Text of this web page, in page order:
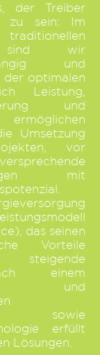
der Treiber
zu sein: Im
sind wir
und
der optimalen
Leistung,
und
Umsetzung
vor
mit
das seinen
Vorteile
einem
und
sowie
erfüllt
Lösungen.